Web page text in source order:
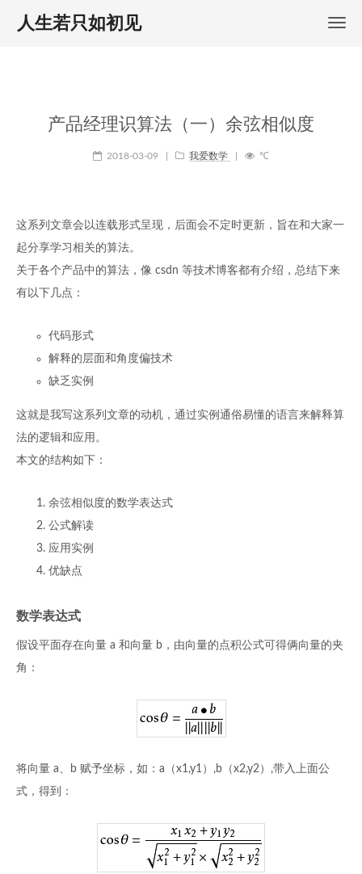
人生若只如初见
产品经理识算法（一）余弦相似度
2018-03-09 我爱数学 ℃
这系列文章会以连载形式呈现，后面会不定时更新，旨在和大家一
起分享学习相关的算法。
关于各个产品中的算法，像 csdn 等技术博客都有介绍，总结下来
有以下几点：
代码形式
解释的层面和角度偏技术
缺乏实例
这就是我写这系列文章的动机，通过实例通俗易懂的语言来解释算
法的逻辑和应用。
本文的结构如下：
余弦相似度的数学表达式
公式解读
应用实例
优缺点
数学表达式
假设平面存在向量 a 和向量 b，由向量的点积公式可得俩向量的夹
角：
将向量 a、b 赋予坐标，如：a（x1,y1）,b（x2,y2）,带入上面公
式，得到：